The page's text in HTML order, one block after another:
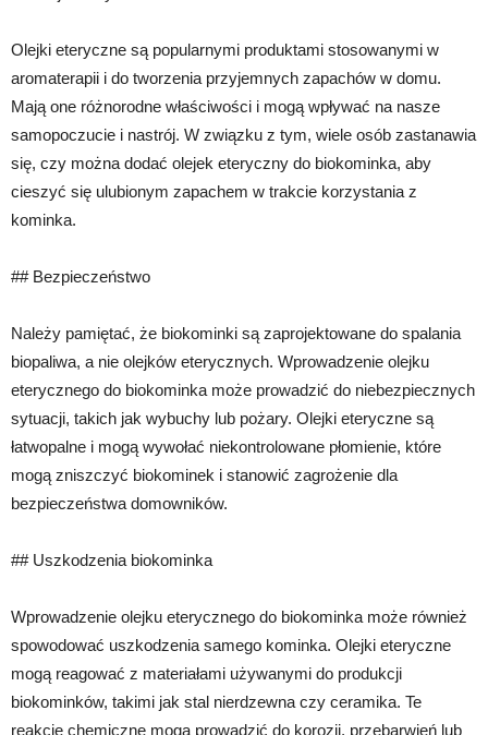
Olejki eteryczne są popularnymi produktami stosowanymi w
aromaterapii i do tworzenia przyjemnych zapachów w domu.
Mają one różnorodne właściwości i mogą wpływać na nasze
samopoczucie i nastrój. W związku z tym, wiele osób zastanawia
się, czy można dodać olejek eteryczny do biokominka, aby
cieszyć się ulubionym zapachem w trakcie korzystania z
kominka.
## Bezpieczeństwo
Należy pamiętać, że biokominki są zaprojektowane do spalania
biopaliwa, a nie olejków eterycznych. Wprowadzenie olejku
eterycznego do biokominka może prowadzić do niebezpiecznych
sytuacji, takich jak wybuchy lub pożary. Olejki eteryczne są
łatwopalne i mogą wywołać niekontrolowane płomienie, które
mogą zniszczyć biokominek i stanowić zagrożenie dla
bezpieczeństwa domowników.
## Uszkodzenia biokominka
Wprowadzenie olejku eterycznego do biokominka może również
spowodować uszkodzenia samego kominka. Olejki eteryczne
mogą reagować z materiałami używanymi do produkcji
biokominków, takimi jak stal nierdzewna czy ceramika. Te
reakcje chemiczne mogą prowadzić do korozji, przebarwień lub